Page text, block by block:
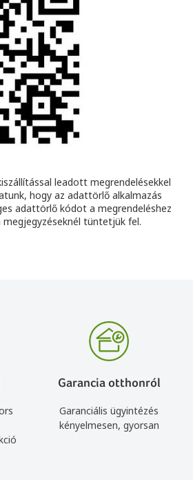
leadott megrendelésekkel
hogy az adattörlő alkalmazás
adattörlő kódot a megrendeléshez
tüntetjük fel.
Garancia otthonról
Garanciális ügyintézés
kényelmesen, gyorsan